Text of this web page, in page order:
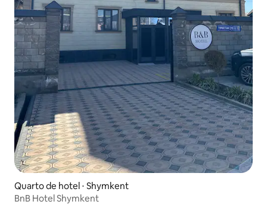
Quarto de hotel ⋅ Shymkent
BnB Hotel Shymkent